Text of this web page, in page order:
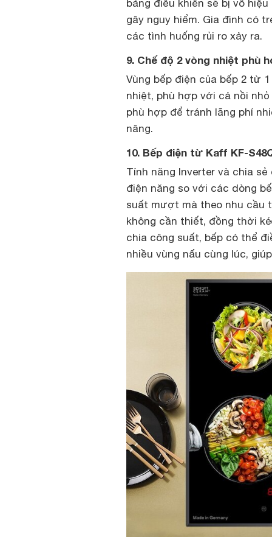
bảng điều khiển sẽ bị vô
gây nguy hiểm. Gia đình có
các tình huống rủi ro xảy ra.
9. Chế độ 2 vòng nhiệt phù
Vùng bếp điện của bếp 2 từ
nhiệt, phù hợp với cả nồi
phù hợp để tránh lãng phí
năng.
10. Bếp điện từ Kaff KF-
Tính năng Inverter và chia
điện năng so với các dòng
suất mượt mà theo nhu cầu
không cần thiết, đồng thời
chia công suất, bếp có thể
nhiều vùng nấu cùng lúc,